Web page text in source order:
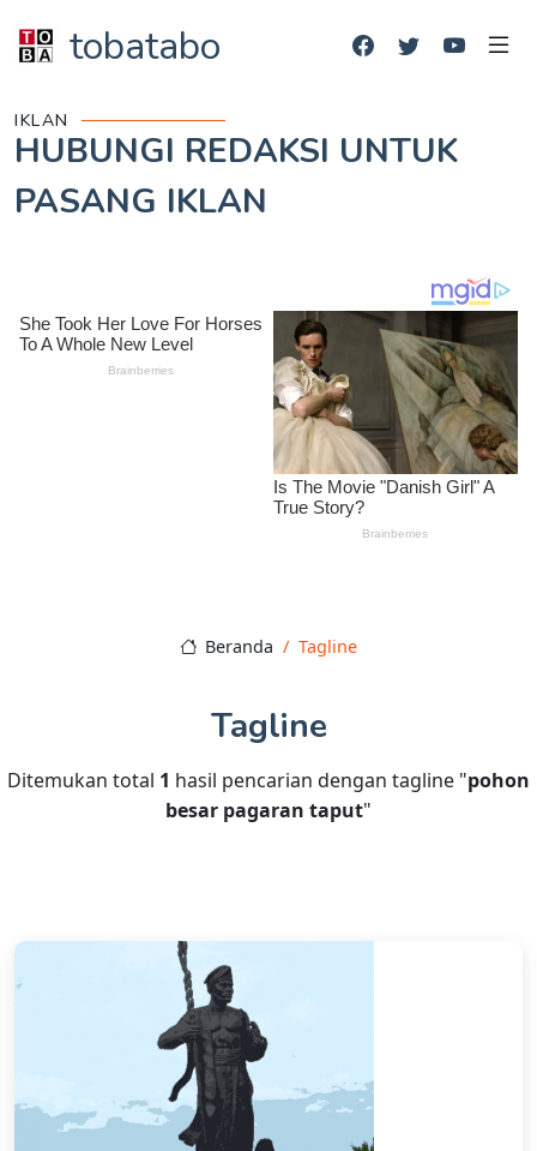
tobatabo
IKLAN
HUBUNGI REDAKSI UNTUK
PASANG IKLAN
Beranda Tagline
Tagline
Ditemukan total 1 hasil pencarian dengan tagline "pohon
besar pagaran taput"